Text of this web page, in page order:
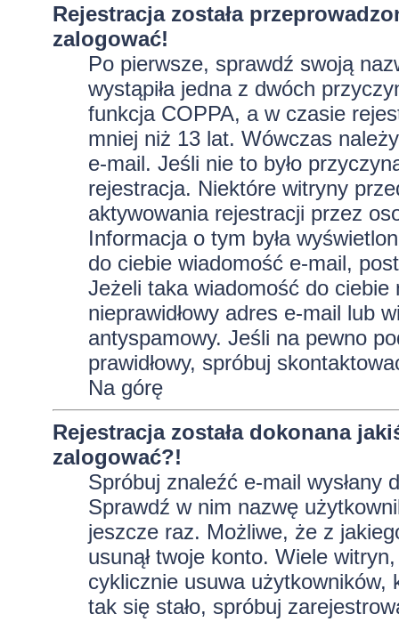
Rejestracja została
zalogować!
Po pierwsze, sprawdź swoją
wystąpiła jedna z dwóch
funkcja COPPA, a w czasie
mniej niż 13 lat. Wówczas
e-mail. Jeśli nie to było
rejestracja. Niektóre witryny
aktywowania rejestracji przez
Informacja o tym była
do ciebie wiadomość e-mail,
Jeżeli taka wiadomość do ciebie
nieprawidłowy adres e-mail lub
antyspamowy. Jeśli na pewno
prawidłowy, spróbuj
Na górę
Rejestracja została dokonana
zalogować?!
Spróbuj znaleźć e-mail wysłany
Sprawdź w nim nazwę
jeszcze raz. Możliwe, że z
usunął twoje konto. Wiele
cyklicznie usuwa użytkowników,
tak się stało, spróbuj